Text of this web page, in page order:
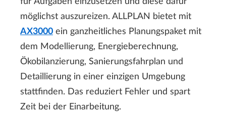
möglichst auszureizen. ALLPLAN bietet mit
AX3000 ein ganzheitliches Planungspaket mit
dem Modellierung, Energieberechnung,
Ökobilanzierung, Sanierungsfahrplan und
Detaillierung in einer einzigen Umgebung
stattfinden. Das reduziert Fehler und spart
Zeit bei der Einarbeitung.